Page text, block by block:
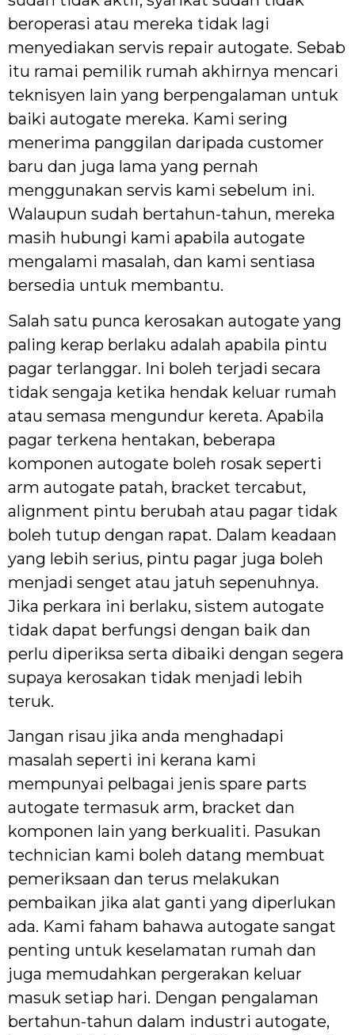
beroperasi atau mereka tidak lagi
menyediakan servis repair autogate. Sebab
itu ramai pemilik rumah akhirnya mencari
teknisyen lain yang berpengalaman untuk
baiki autogate mereka. Kami sering
menerima panggilan daripada customer
baru dan juga lama yang pernah
menggunakan servis kami sebelum ini.
Walaupun sudah bertahun-tahun, mereka
masih hubungi kami apabila autogate
mengalami masalah, dan kami sentiasa
bersedia untuk membantu.
Salah satu punca kerosakan autogate yang
paling kerap berlaku adalah apabila pintu
pagar terlanggar. Ini boleh terjadi secara
tidak sengaja ketika hendak keluar rumah
atau semasa mengundur kereta. Apabila
pagar terkena hentakan, beberapa
komponen autogate boleh rosak seperti
arm autogate patah, bracket tercabut,
alignment pintu berubah atau pagar tidak
boleh tutup dengan rapat. Dalam keadaan
yang lebih serius, pintu pagar juga boleh
menjadi senget atau jatuh sepenuhnya.
Jika perkara ini berlaku, sistem autogate
tidak dapat berfungsi dengan baik dan
perlu diperiksa serta dibaiki dengan segera
supaya kerosakan tidak menjadi lebih
teruk.
Jangan risau jika anda menghadapi
masalah seperti ini kerana kami
mempunyai pelbagai jenis spare parts
autogate termasuk arm, bracket dan
komponen lain yang berkualiti. Pasukan
technician kami boleh datang membuat
pemeriksaan dan terus melakukan
pembaikan jika alat ganti yang diperlukan
ada. Kami faham bahawa autogate sangat
penting untuk keselamatan rumah dan
juga memudahkan pergerakan keluar
masuk setiap hari. Dengan pengalaman
bertahun-tahun dalam industri autogate,